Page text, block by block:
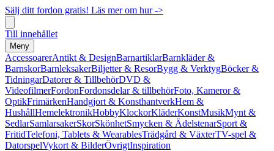
Sälj ditt fordon gratis! Läs mer om hur ->
Till innehållet
Meny
AccessoarerAntikt & DesignBarnartiklarBarnkläder &
BarnskorBarnleksakerBiljetter & ResorBygg & VerktygBöcker &
TidningarDatorer & TillbehörDVD &
VideofilmerFordonFordonsdelar & tillbehörFoto, Kameror &
OptikFrimärkenHandgjort & KonsthantverkHem &
HushållHemelektronikHobbyKlockorKläderKonstMusikMynt &
SedlarSamlarsakerSkorSkönhetSmycken & ÄdelstenarSport &
FritidTelefoni, Tablets & WearablesTrädgård & VäxterTV-spel &
DatorspelVykort & BilderÖvrigtInspiration